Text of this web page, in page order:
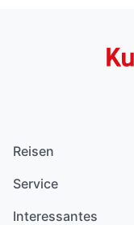
Reisen
Service
Interessantes